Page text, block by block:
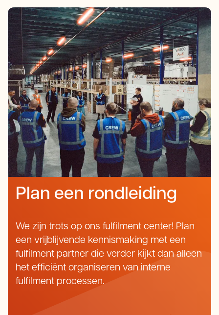
Plan een rondleiding
We zijn trots op ons fulfilment center! Plan
een vrijblijvende kennismaking met een
fulfilment partner die verder kijkt dan alleen
het efficiënt organiseren van interne
fulfilment processen.